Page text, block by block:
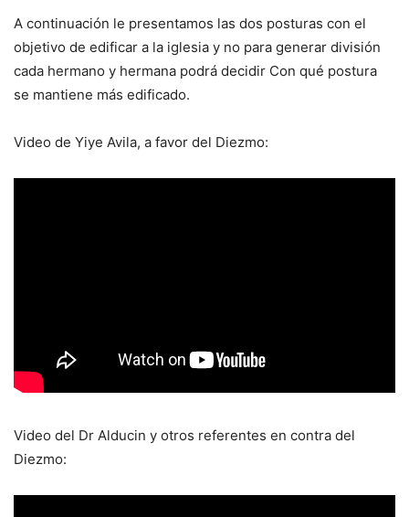
A continuación le presentamos las dos posturas con el
objetivo de edificar a la iglesia y no para generar división
cada hermano y hermana podrá decidir Con qué postura
se mantiene más edificado.
Video de Yiye Avila, a favor del Diezmo:
Video del Dr Alducin y otros referentes en contra del
Diezmo: